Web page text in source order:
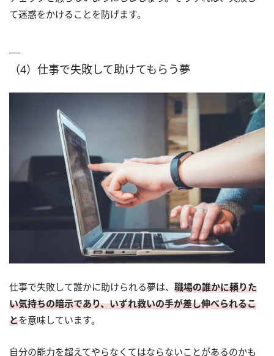
て迷惑をかけることを防げます。
（4）仕事で失敗して助けてもらう夢
仕事で失敗して誰かに助けられる夢は、 職場の誰かに頼りた
い気持ちの暗示であり、いずれ救いの手が差し伸べられるこ
とを意味しています。
自分の能力を超えてやらなくてはならないことがあるのかも